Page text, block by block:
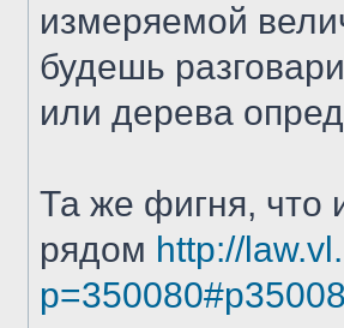
измеряемой
будешь
или дерева
Та же фигня, что
рядом http://